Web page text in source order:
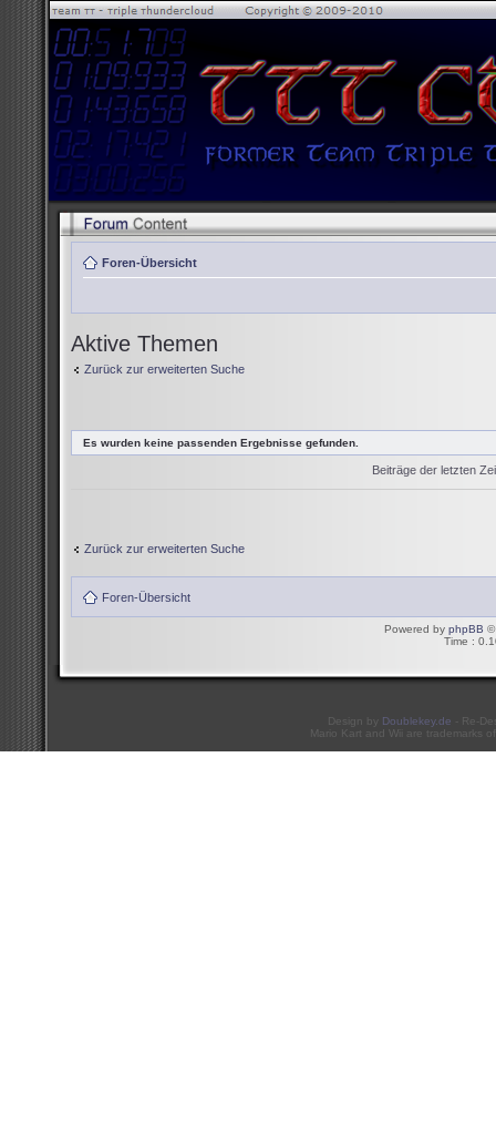
Foren-Übersicht
Aktive Themen
Zurück zur erweiterten Suche
Es wurden keine passenden Ergebnisse gefunden.
Beiträge der letzten
Zurück zur erweiterten Suche
Foren-Übersicht
Powered by phpBB ©
Time :
Design by Doublekey.de - Re-
Mario Kart and Wii are trademarks